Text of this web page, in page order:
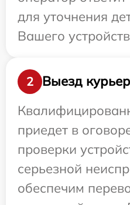
для уточнения
Вашего
2
Выезд
приедет в
проверки
серьезной
обеспечим